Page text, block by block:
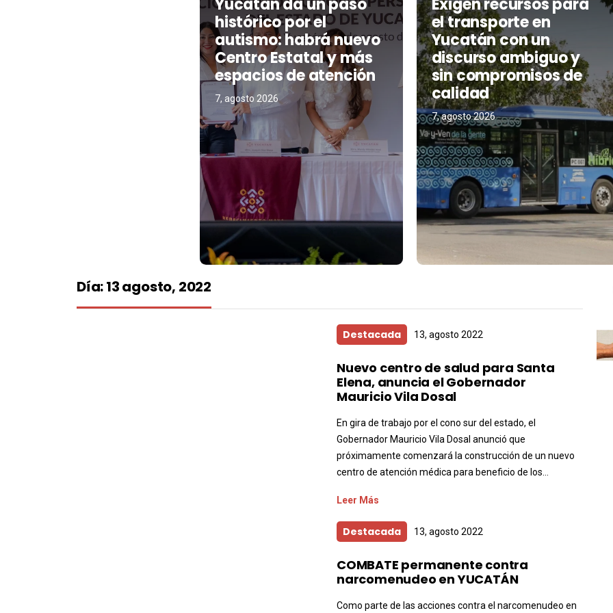
Yucatán da un paso
histórico por el
autismo: habrá nuevo
Centro Estatal y más
espacios de atención
7, agosto 2026
Exigen recursos para
el transporte en
Yucatán con un
discurso ambiguo y
sin compromisos de
calidad
7, agosto 2026
Día:13 agosto, 2022
Destacada 13, agosto 2022
Nuevo centro de salud para Santa
Elena, anuncia el Gobernador
Mauricio Vila Dosal
En gira de trabajo por el cono sur del estado, el
Gobernador Mauricio Vila Dosal anunció que
próximamente comenzará la construcción de un nuevo
centro de atención médica para beneficio de los...
Leer Más
Destacada 13, agosto 2022
COMBATE permanente contra
narcomenudeo en YUCATÁN
Como parte de las acciones contra el narcomenudeo en